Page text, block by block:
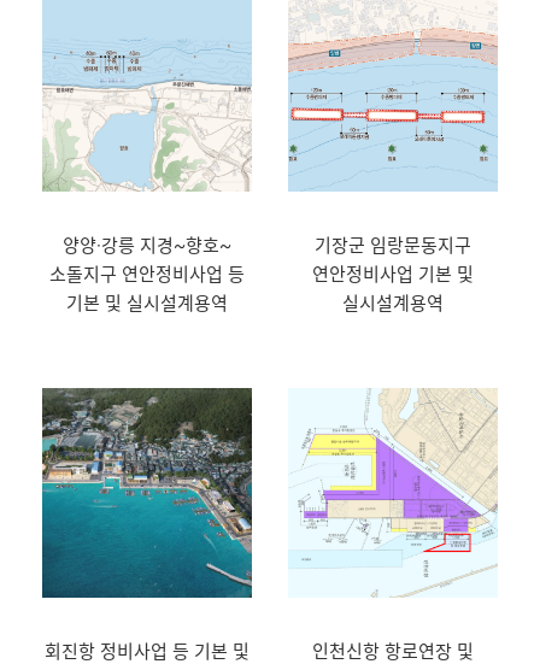
양양·강릉 지경~향호~
소돌지구 연안정비사업 등
기본 및 실시설계용역
기장군 임랑문동지구
연안정비사업 기본 및
실시설계용역
회진항 정비사업 등 기본 및
인천신항 항로연장 및